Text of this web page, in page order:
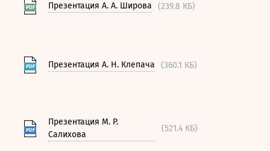
PDF Презентация А. А. Широва (239.8 КБ)
PDF Презентация А. Н. Клепача (360.1 КБ)
PDF
Презентация М. Р.
Салихова
(521.4 КБ)